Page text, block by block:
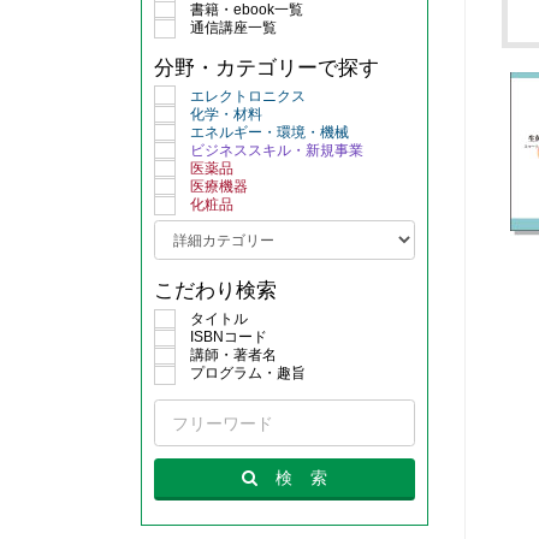
書籍・ebook一覧
通信講座一覧
分野・カテゴリーで探す
エレクトロニクス
化学・材料
エネルギー・環境・機械
ビジネススキル・新規事業
医薬品
医療機器
化粧品
こだわり検索
タイトル
ISBNコード
講師・著者名
プログラム・趣旨
検 索